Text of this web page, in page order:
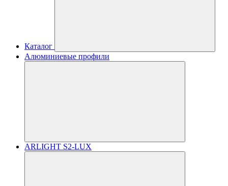
Каталог
Алюминиевые профили
ARLIGHT S2-LUX